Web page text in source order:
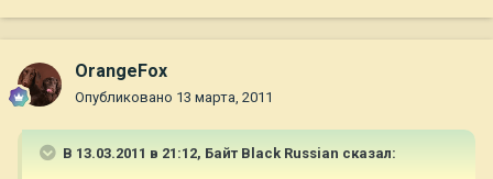
OrangeFox
Опубликовано 13 марта, 2011
В 13.03.2011 в 21:12, Байт Black Russian сказал: